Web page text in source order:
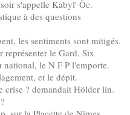
s'appelle Kabyl' Òc.
à des questions
les sentiments sont mitigés.
le Gard. Six
national, le N F P l'emporte.
et le dépit.
crise ? demandait Hölder lin.